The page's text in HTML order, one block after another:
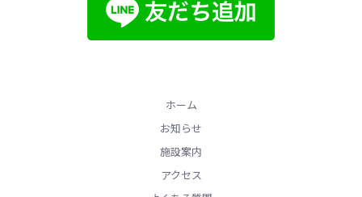
ホーム
お知らせ
施設案内
アクセス